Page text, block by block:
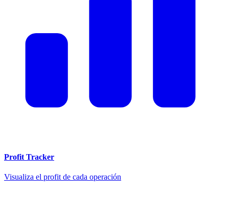
Profit Tracker
Visualiza el profit de cada operación